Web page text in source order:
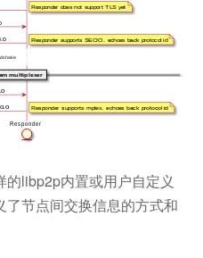
libp2p内置或用户自定义
了节点间交换信息的方式和